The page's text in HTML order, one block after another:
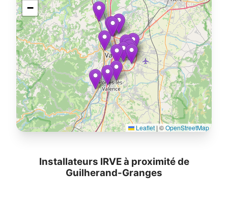
−
Leaflet | ©OpenStreetMap
Installateurs IRVE à proximité de
Guilherand-Granges